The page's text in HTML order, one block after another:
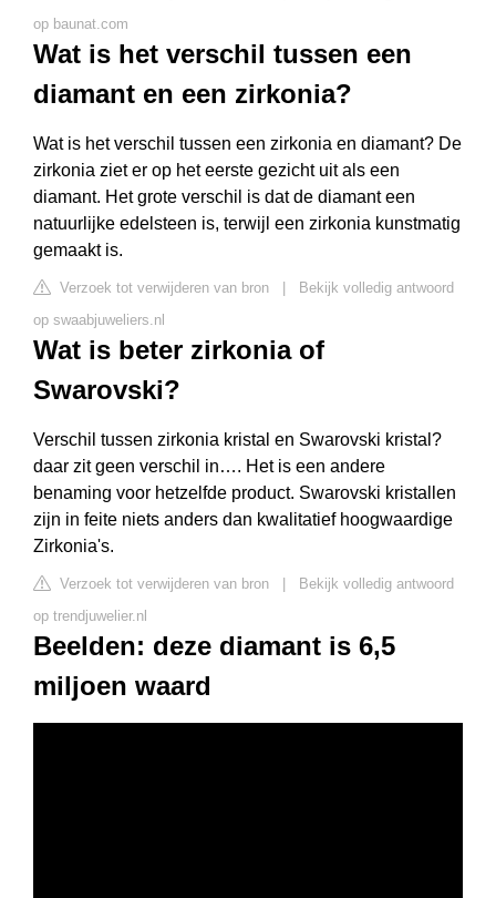
op baunat.com
Wat is het verschil tussen een
diamant en een zirkonia?
Wat is het verschil tussen een zirkonia en diamant? De
zirkonia ziet er op het eerste gezicht uit als een
diamant. Het grote verschil is dat de diamant een
natuurlijke edelsteen is, terwijl een zirkonia kunstmatig
gemaakt is.
Verzoek tot verwijderen van bron
Bekijk volledig antwoord
op swaabjuweliers.nl
Wat is beter zirkonia of
Swarovski?
Verschil tussen zirkonia kristal en Swarovski kristal?
daar zit geen verschil in…. Het is een andere
benaming voor hetzelfde product. Swarovski kristallen
zijn in feite niets anders dan kwalitatief hoogwaardige
Zirkonia's.
Verzoek tot verwijderen van bron
Bekijk volledig antwoord
op trendjuwelier.nl
Beelden: deze diamant is 6,5
miljoen waard